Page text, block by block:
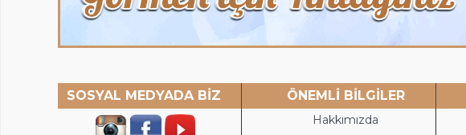
SOSYAL MEDYADA BİZ ÖNEMLİ BİLGİLER
Hakkımızda